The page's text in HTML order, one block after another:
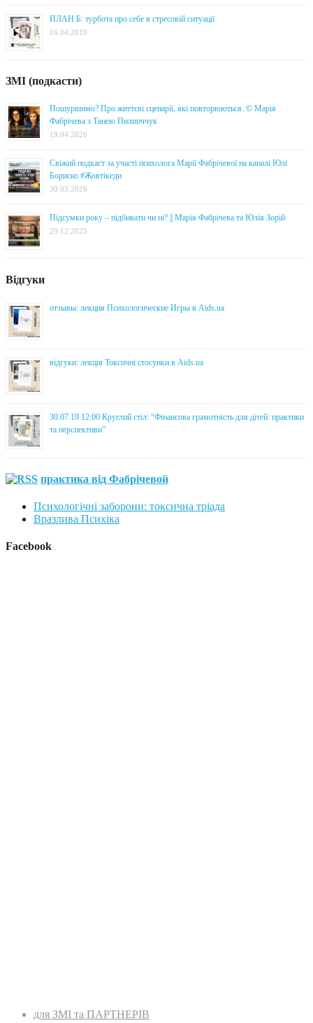
ПЛАН Б: турбота про себе в стресовій ситуації
16.04.2019
ЗМІ (подкасти)
Пошуршимо? Про життєві сценарії, які повторюються. © Марія
Фабрічева з Танею Пилипччук
19.04.2026
Свіжий подкаст за участі психолога Марії Фабрічевої на каналі Юлі
Бориско #Жовтікеди
30.03.2026
Підсумки року – підбивати чи ні? || Марія Фабрічева та Юлія Зорій
29.12.2025
Відгуки
отзывы: лекция Психологические Игры в Aids.ua
відгуки: лекція Токсичні стосунки в Aids.ua
30.07.19 12:00 Круглий стіл: “Фінансова грамотність для дітей: практики
та перспективи”
практика від Фабрічевой
Психологічні заборони: токсична тріада
Вразлива Психіка
Facebook
для ЗМІ та ПАРТНЕРІВ